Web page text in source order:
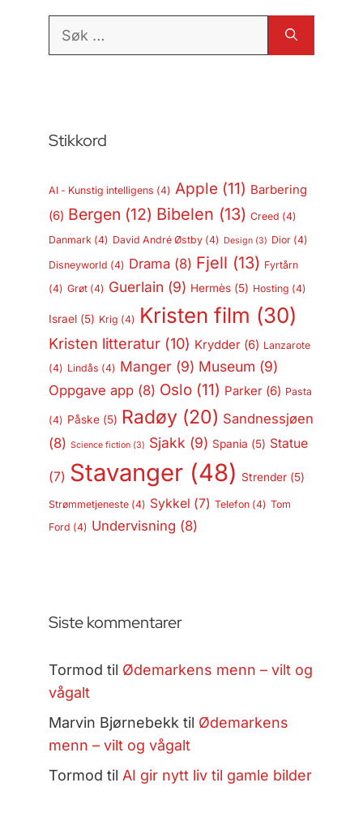
Søk
Stikkord
AI - Kunstig intelligens (4) Apple (11) Barbering
(6) Bergen (12) Bibelen (13) Creed (4)
Danmark(4) David André Østby(4) Design(3) Dior(4)
Disneyworld (4) Drama (8) Fjell (13) Fyrtårn
(4) Grøt(4) Guerlain (9) Hermès(5) Hosting (4)
Israel(5) Krig (4) Kristen film (30)
Kristen litteratur(10) Krydder(6) Lanzarote
(4) Lindås (4) Manger(9) Museum (9)
Oppgave app(8) Oslo(11) Parker(6) Pasta
(4) Påske(5) Radøy(20) Sandnessjøen
(8) Science fiction(3) Sjakk (9) Spania (5) Statue
(7) Stavanger(48) Strender(5)
Strømmetjeneste(4) Sykkel (7) Telefon(4) Tom
Ford (4) Undervisning (8)
Siste kommentarer
Tormod til Ødemarkens menn – vilt og
vågalt
Marvin Bjørnebekk til Ødemarkens
menn – vilt og vågalt
Tormod til AI gir nytt liv til gamle bilder